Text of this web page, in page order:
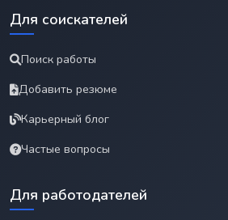
Для соискателей
Поиск работы
Добавить резюме
Карьерный блог
Частые вопросы
Для работодателей